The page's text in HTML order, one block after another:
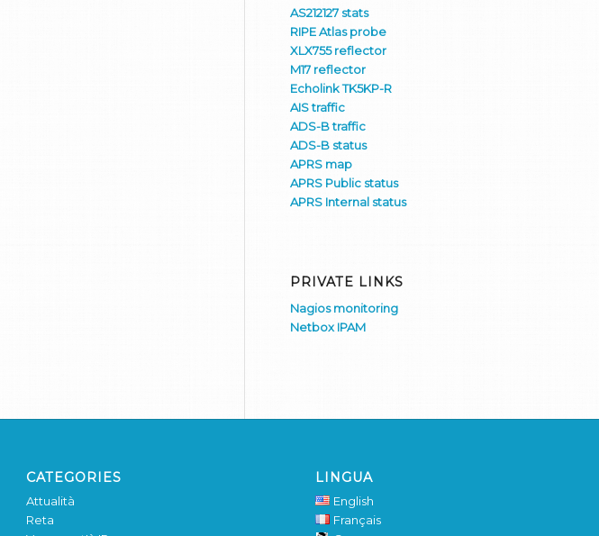
AS212127 stats
RIPE Atlas probe
XLX755 reflector
M17 reflector
Echolink TK5KP-R
AIS traffic
ADS-B traffic
ADS-B status
APRS map
APRS Public status
APRS Internal status
PRIVATE LINKS
Nagios monitoring
Netbox IPAM
CATEGORIES
Attualità
Reta
LINGUA
English
Français